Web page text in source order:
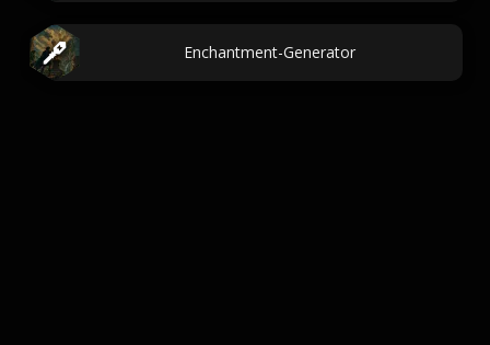
Enchantment-Generator